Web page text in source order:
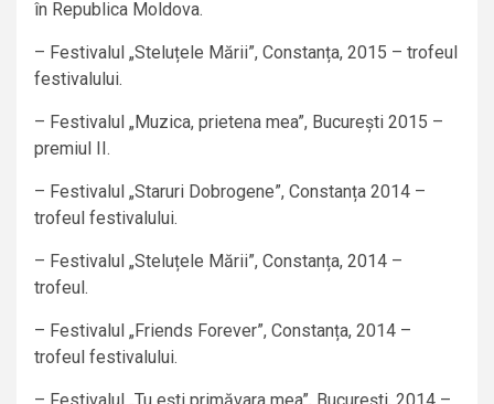
în Republica Moldova.
– Festivalul „Steluțele Mării”, Constanța, 2015 – trofeul
festivalului.
– Festivalul „Muzica, prietena mea”, București 2015 –
premiul II.
– Festivalul „Staruri Dobrogene”, Constanța 2014 –
trofeul festivalului.
– Festivalul „Steluțele Mării”, Constanța, 2014 –
trofeul.
– Festivalul „Friends Forever”, Constanța, 2014 –
trofeul festivalului.